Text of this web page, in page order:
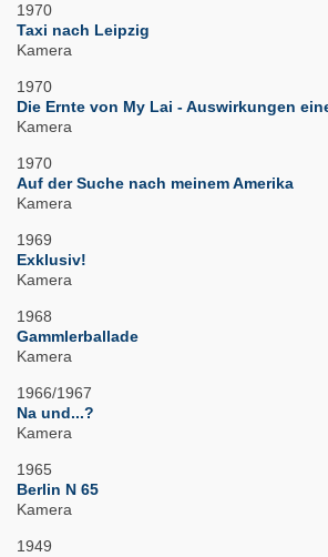
1970
Taxi nach Leipzig
Kamera
1970
Die Ernte von My Lai - Auswirkungen
Kamera
1970
Auf der Suche nach meinem Amerika
Kamera
1969
Exklusiv!
Kamera
1968
Gammlerballade
Kamera
1966/1967
Na und...?
Kamera
1965
Berlin N 65
Kamera
1949